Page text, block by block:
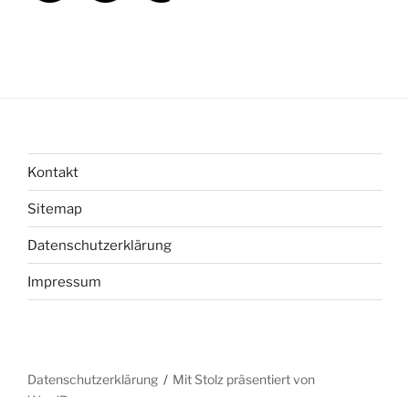
Kontakt
Sitemap
Datenschutzerklärung
Impressum
Datenschutzerklärung
Mit Stolz präsentiert von